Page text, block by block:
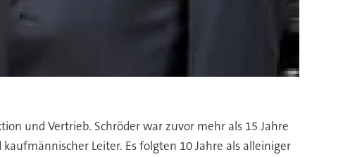
und Vertrieb. Schröder war zuvor mehr als 15 Jahre
Leiter. Es folgten 10 Jahre als alleiniger